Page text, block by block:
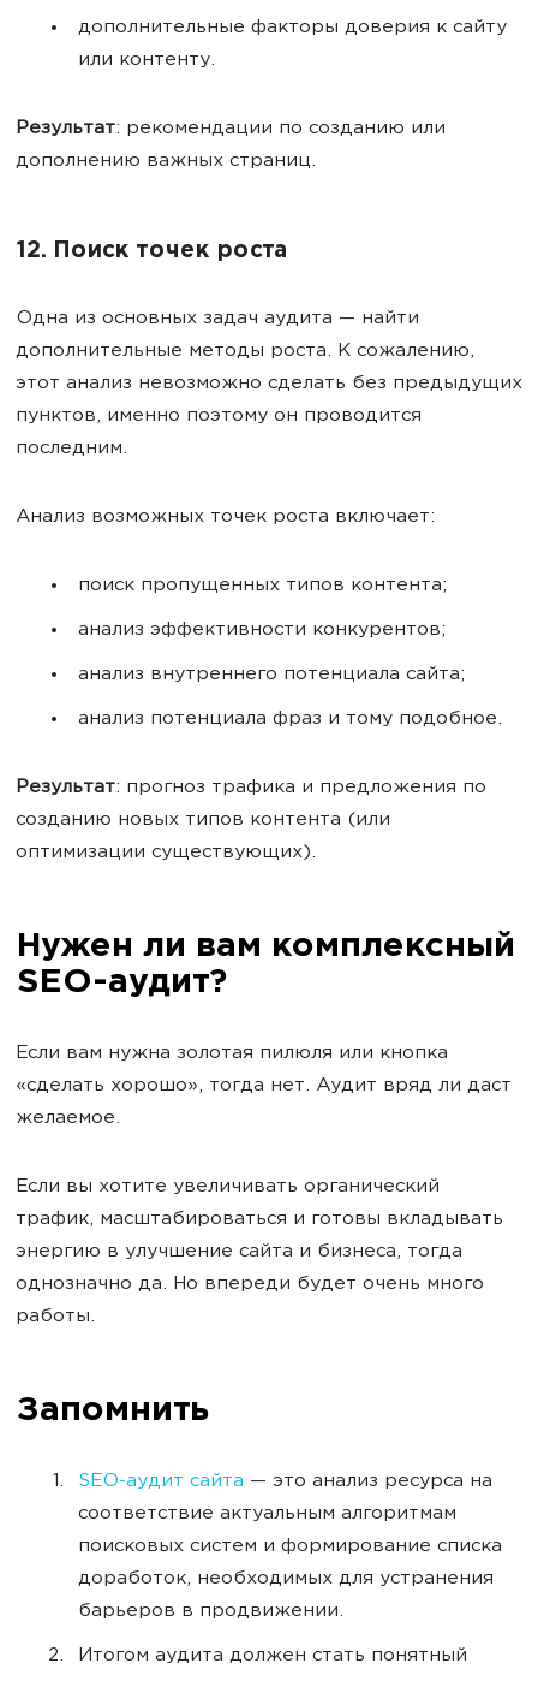
дополнительные факторы доверия к сайту
или контенту.
Результат: рекомендации по созданию или
дополнению важных страниц.
12. Поиск точек роста
Одна из основных задач аудита — найти
дополнительные методы роста. К сожалению,
этот анализ невозможно сделать без предыдущих
пунктов, именно поэтому он проводится
последним.
Анализ возможных точек роста включает:
поиск пропущенных типов контента;
анализ эффективности конкурентов;
анализ внутреннего потенциала сайта;
анализ потенциала фраз и тому подобное.
Результат: прогноз трафика и предложения по
созданию новых типов контента (или
оптимизации существующих).
Нужен ли вам комплексный
SEO-аудит?
Если вам нужна золотая пилюля или кнопка
«сделать хорошо», тогда нет. Аудит вряд ли даст
желаемое.
Если вы хотите увеличивать органический
трафик, масштабироваться и готовы вкладывать
энергию в улучшение сайта и бизнеса, тогда
однозначно да. Но впереди будет очень много
работы.
Запомнить
SEO-аудит сайта — это анализ ресурса на
соответствие актуальным алгоритмам
поисковых систем и формирование списка
доработок, необходимых для устранения
барьеров в продвижении.
Итогом аудита должен стать понятный